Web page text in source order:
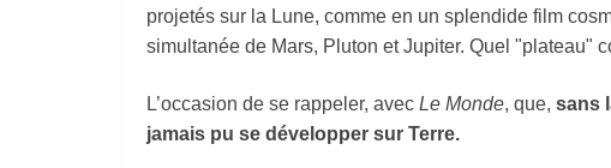
projetés sur la Lune, comme en un splendide film
simultanée de Mars, Pluton et Jupiter. Quel "plateau"
L’occasion de se rappeler, avec Le Monde, que, sans
jamais pu se développer sur Terre.